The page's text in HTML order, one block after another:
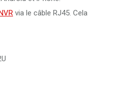
4K Ultra HD
via le câble RJ45. Cela